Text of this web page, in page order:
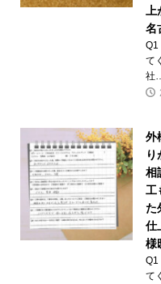
名
Q1
て
社…
外
相
工
た
仕
様
Q1
て